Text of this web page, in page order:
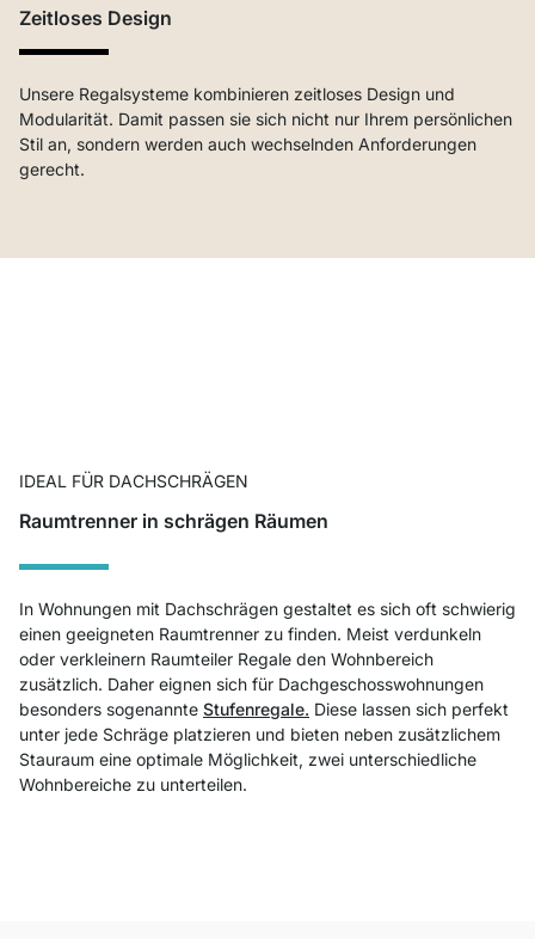
Zeitloses Design
Unsere Regalsysteme kombinieren zeitloses Design und
Modularität. Damit passen sie sich nicht nur Ihrem persönlichen
Stil an, sondern werden auch wechselnden Anforderungen
gerecht.
IDEAL FÜR DACHSCHRÄGEN
Raumtrenner in schrägen Räumen
In Wohnungen mit Dachschrägen gestaltet es sich oft schwierig
einen geeigneten Raumtrenner zu finden. Meist verdunkeln
oder verkleinern Raumteiler Regale den Wohnbereich
zusätzlich. Daher eignen sich für Dachgeschosswohnungen
besonders sogenannte Stufenregale. Diese lassen sich perfekt
unter jede Schräge platzieren und bieten neben zusätzlichem
Stauraum eine optimale Möglichkeit, zwei unterschiedliche
Wohnbereiche zu unterteilen.